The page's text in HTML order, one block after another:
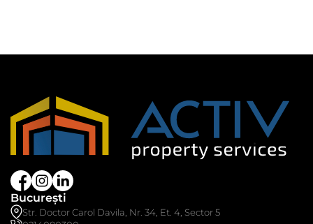
București
Str. Doctor Carol Davila, Nr. 34, Et. 4, Sector 5